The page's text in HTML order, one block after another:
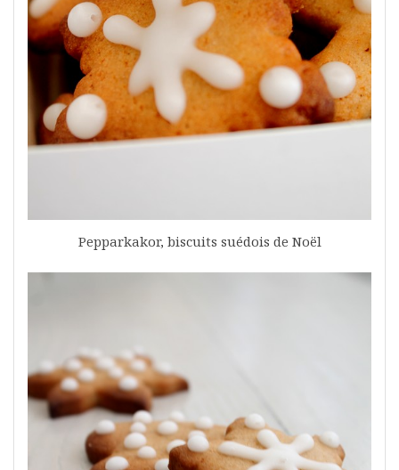
Pepparkakor, biscuits suédois de Noël